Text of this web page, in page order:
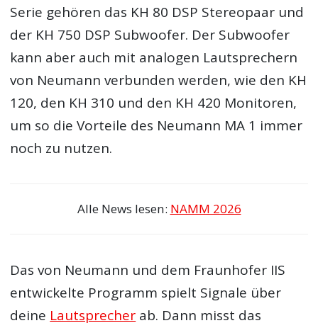
Serie gehören das KH 80 DSP Stereopaar und
der KH 750 DSP Subwoofer. Der Subwoofer
kann aber auch mit analogen Lautsprechern
von Neumann verbunden werden, wie den KH
120, den KH 310 und den KH 420 Monitoren,
um so die Vorteile des Neumann MA 1 immer
noch zu nutzen.
Alle News lesen: NAMM 2026
Das von Neumann und dem Fraunhofer IIS
entwickelte Programm spielt Signale über
deine Lautsprecher ab. Dann misst das